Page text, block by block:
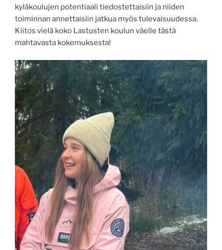
kyläkoulujen potentiaali tiedostettaisiin ja niiden
toiminnan annettaisiin jatkua myös tulevaisuudessa.
Kiitos vielä koko Lastusten koulun väelle tästä
mahtavasta kokemuksesta!